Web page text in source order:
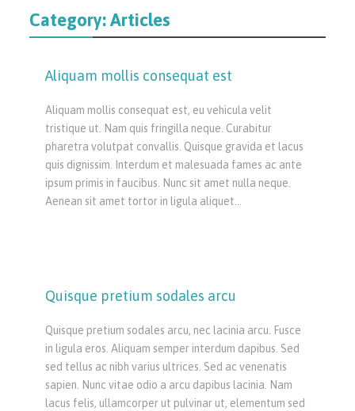
Category:Articles
Aliquam mollis consequat est
Aliquam mollis consequat est, eu vehicula velit
tristique ut. Nam quis fringilla neque. Curabitur
pharetra volutpat convallis. Quisque gravida et lacus
quis dignissim. Interdum et malesuada fames ac ante
ipsum primis in faucibus. Nunc sit amet nulla neque.
Aenean sit amet tortor in ligula aliquet…
Quisque pretium sodales arcu
Quisque pretium sodales arcu, nec lacinia arcu. Fusce
in ligula eros. Aliquam semper interdum dapibus. Sed
sed tellus ac nibh varius ultrices. Sed ac venenatis
sapien. Nunc vitae odio a arcu dapibus lacinia. Nam
lacus felis, ullamcorper ut pulvinar ut, elementum sed